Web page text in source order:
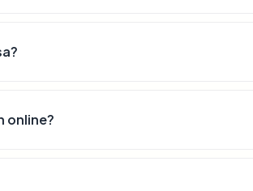
online?